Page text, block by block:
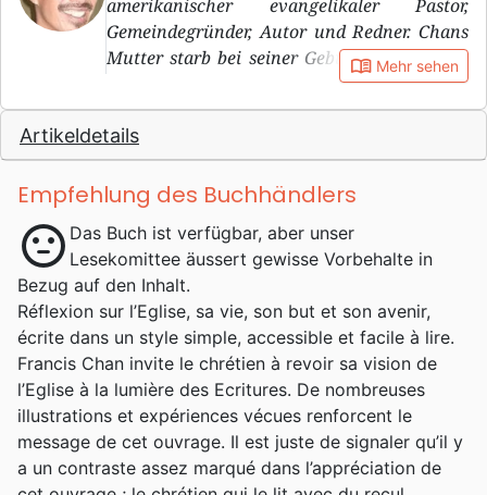
amerikanischer evangelikaler Pastor,
Gemeindegründer, Autor und Redner. Chans
Mutter starb bei seiner Geburt in Honkong.
Sein Vater zog danach nach San Francisco.
Als Francis sieben Jahre alt war, heiratete
sein Vater wieder. Seine Stiefmutter starb
zwei Jahre später bei einem Autounfall.
Nach einem Jahr heiratete sein Vater
nochmals. Als er 12 Jahre alt war, starb auch
sein Vater an Krebs. Chan wurde zusammen
mit seinen drei Geschwistern von seiner
Stiefmutter Josephine aufgezogen. Sie
erhielten Unterstützung von einer jüngeren
Schwester seines Vaters und ihrem Mann,
Marion und William Wong, und deren
Kirchengemeinde. In der Highschool und auf
dem College besuchte Chan christliche
Jugendgruppen, die seinen Glauben
förderten. Bevor er Pastor wurde, arbeitete
book_open Mehr sehen
Artikeldetails
Empfehlung des Buchhändlers
sentiment_neutral Das Buch ist verfügbar, aber unser
Lesekomittee äussert gewisse Vorbehalte in
Bezug auf den Inhalt.
Réflexion sur l’Eglise, sa vie, son but et son avenir,
écrite dans un style simple, accessible et facile à lire.
Francis Chan invite le chrétien à revoir sa vision de
l’Eglise à la lumière des Ecritures. De nombreuses
illustrations et expériences vécues renforcent le
message de cet ouvrage. Il est juste de signaler qu’il y
a un contraste assez marqué dans l’appréciation de